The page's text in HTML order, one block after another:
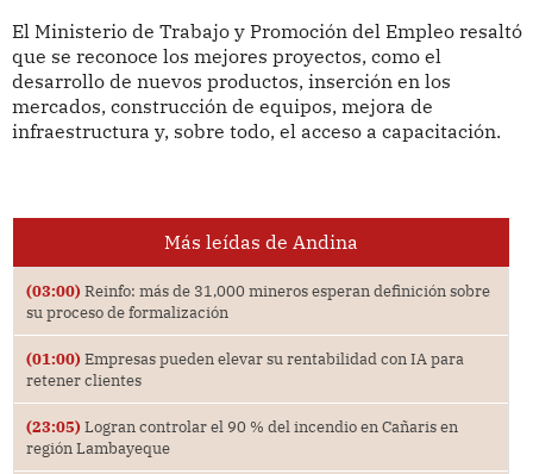
El Ministerio de Trabajo y Promoción del Empleo resaltó
que se reconoce los mejores proyectos, como el
desarrollo de nuevos productos, inserción en los
mercados, construcción de equipos, mejora de
infraestructura y, sobre todo, el acceso a capacitación.
Más leídas de Andina
(03:00) Reinfo: más de 31,000 mineros esperan definición sobre
su proceso de formalización
(01:00) Empresas pueden elevar su rentabilidad con IA para
retener clientes
(23:05) Logran controlar el 90 % del incendio en Cañaris en
región Lambayeque